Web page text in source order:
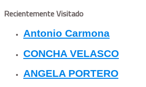
Recientemente Visitado
Antonio Carmona
CONCHA VELASCO
ANGELA PORTERO